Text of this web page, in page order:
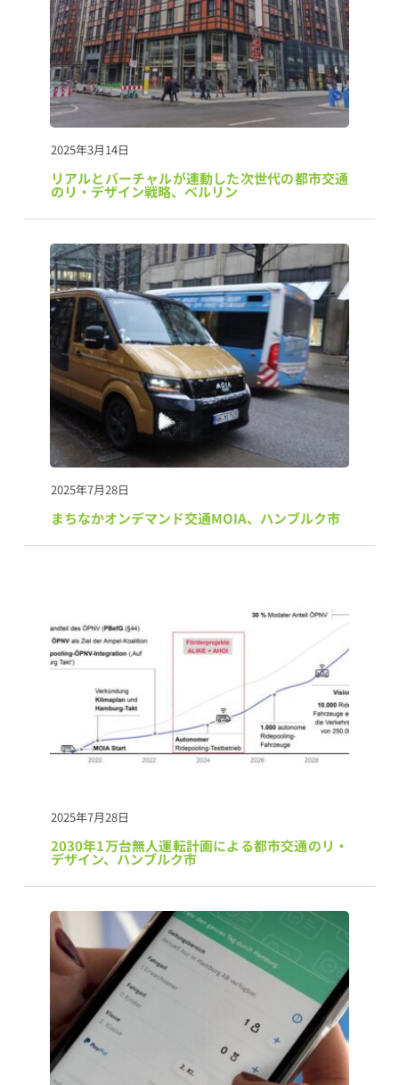
2025年3月14日
リアルとバーチャルが連動した次世代の都市交通
のリ・デザイン戦略、ベルリン
2025年7月28日
まちなかオンデマンド交通MOIA、ハンブルク市
2025年7月28日
2030年1万台無人運転計画による都市交通のリ・
デザイン、ハンブルク市